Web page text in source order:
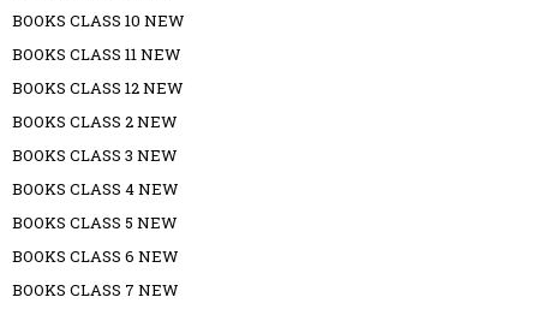
BOOKS CLASS 10 NEW
BOOKS CLASS 11 NEW
BOOKS CLASS 12 NEW
BOOKS CLASS 2 NEW
BOOKS CLASS 3 NEW
BOOKS CLASS 4 NEW
BOOKS CLASS 5 NEW
BOOKS CLASS 6 NEW
BOOKS CLASS 7 NEW